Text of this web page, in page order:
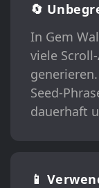
🔄
In Gem
viele
Seed-
dauerhaft
📱